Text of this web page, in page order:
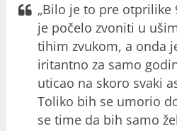
„Bilo je to pre otprilike
je počelo zvoniti u
tihim zvukom, a onda
iritantno za samo
uticao na skoro svaki
Toliko bih se umorio
se time da bih samo